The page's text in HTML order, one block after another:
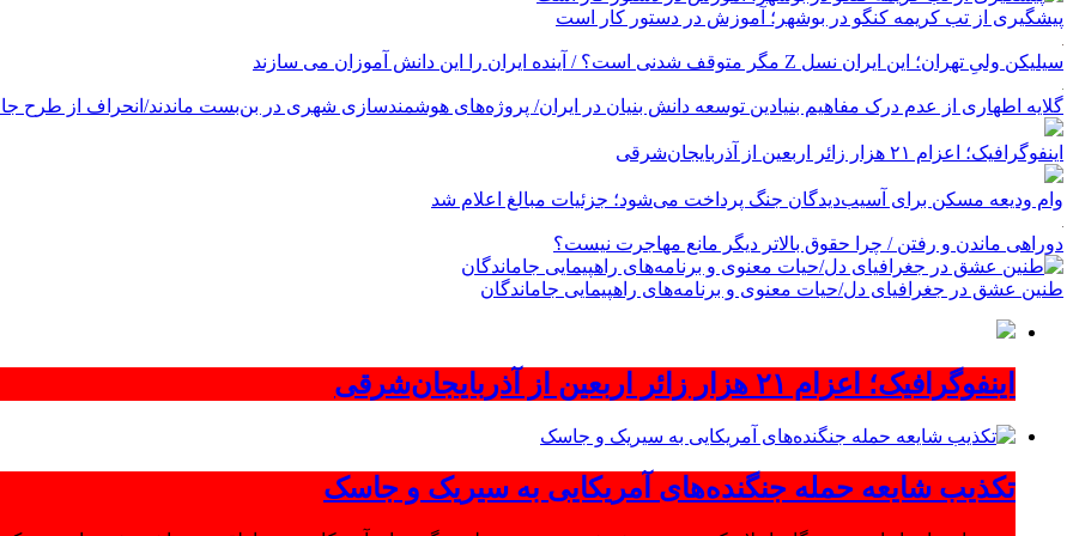
پیشگیری از تب کریمه کنگو در بوشهر؛ آموزش در دستور کار است
سیلیکن ولیِ تهران؛ این ایران نسل Z مگر متوقف شدنی است؟ / آینده ایران را این دانش آموزان می سازند
گلایه اطهاری از عدم درک مفاهیم بنیادین توسعه دانش بنیان در ایران/ پروژه‌های هوشمندسازی شهری در بن‌بست ماندند/انحراف از طرح جامع ۱۳۸۶ به کشور
اینفوگرافیک؛ اعزام ۲۱ هزار زائر اربعین از آذربایجان‌شرقی
وام ودیعه مسکن برای آسیب‌دیدگان جنگ پرداخت می‌شود؛ جزئیات مبالغ اعلام شد
دوراهی ماندن و رفتن / چرا حقوق بالاتر دیگر مانع مهاجرت نیست؟
طنین عشق در جغرافیای دل/حیات معنوی و برنامه‌های راهپیمایی جاماندگان
اینفوگرافیک؛ اعزام ۲۱ هزار زائر اربعین از آذربایجان‌شرقی
تکذیب شایعه حمله جنگنده‌های آمریکایی به سیریک و جاسک